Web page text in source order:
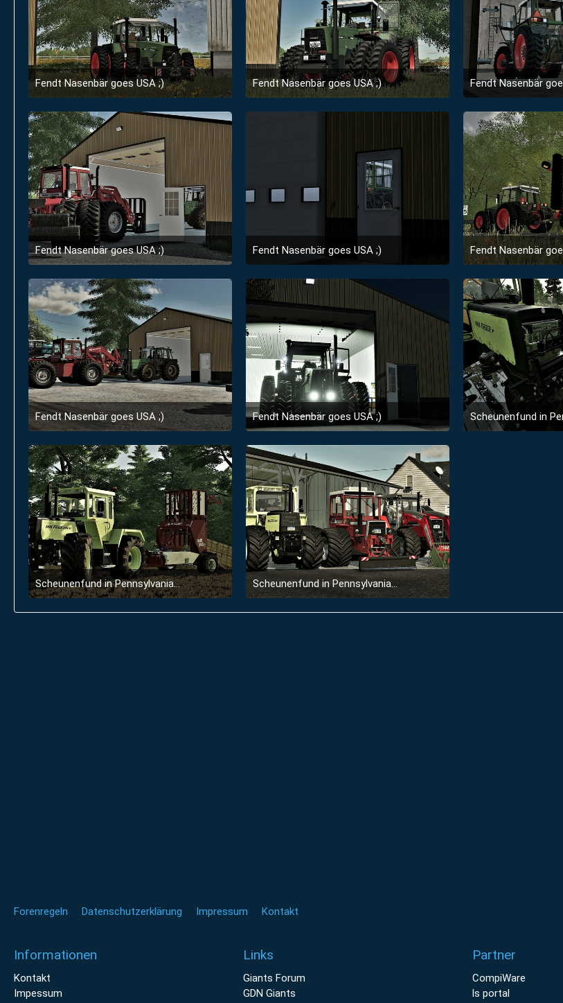
Fendt Nasenbär goes USA ;)
21. September 2022 um 13:22
1
Fendt Nasenbär goes USA ;)
21. September 2022 um 13:22
1
Fendt Nasenbär
21.
Fendt Nasenbär goes USA ;)
21. September 2022 um 13:22
1
Fendt Nasenbär goes USA ;)
21. September 2022 um 13:22
1
Fendt Nasenbär
21.
Fendt Nasenbär goes USA ;)
21. September 2022 um 13:22
1
Fendt Nasenbär goes USA ;)
21. September 2022 um 13:22
2
Scheunenfund in
5. Juli
Scheunenfund in Pennsylvania...
5. Juli 2022 um 15:34
2
Scheunenfund in Pennsylvania...
5. Juli 2022 um 15:34
1
Forenregeln Datenschutzerklärung Impressum Kontakt
Informationen
Kontakt
Impessum
Links
Giants Forum
GDN Giants
Partner
CompiWare
ls portal